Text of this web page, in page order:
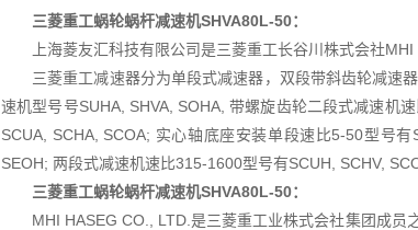
三菱重工蜗轮蜗杆减速机SHVA80L-50：
上海菱友汇科技有限公司是三菱重工长谷川株式会社
三菱重工减速器分为单段式减速器，双段带斜齿轮减速
速机型号号SUHA, SHVA, SOHA, 带螺旋齿轮二段式减速机
SCUA, SCHA, SCOA; 实心轴底座安装单段速比5-50型号
SEOH; 两段式减速机速比315-1600型号有SCUH, SCHV,
三菱重工蜗轮蜗杆减速机SHVA80L-50：
MHI HASEG CO., LTD.是三菱重工业株式会社集团成